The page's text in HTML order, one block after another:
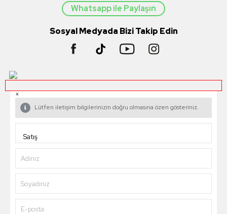
Whatsapp ile Paylaşın
Sosyal Medyada Bizi Takip Edin
×
Lütfen iletişim bilgilerinizin doğru olmasına özen gösteriniz.
Adınız
Soyadınız
E-posta